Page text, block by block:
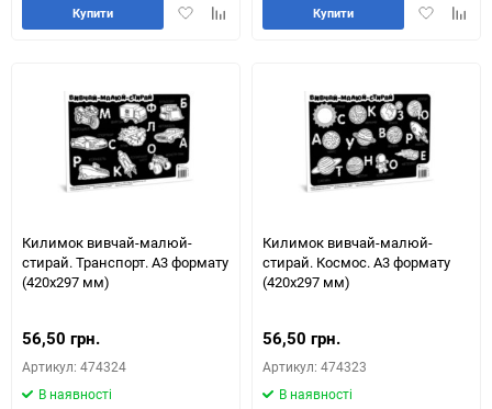
ДодатиДодайте
Купити
Додати
Купити
Килимок вивчай-малюй-
стирай. Транспорт. А3 формату
(420х297 мм)
56,50 грн.
Артикул: 474324
В наявності
Килимок вивчай-малюй-
стирай. Космос. А3 формату
(420х297 мм)
56,50 грн.
Артикул: 474323
В наявності